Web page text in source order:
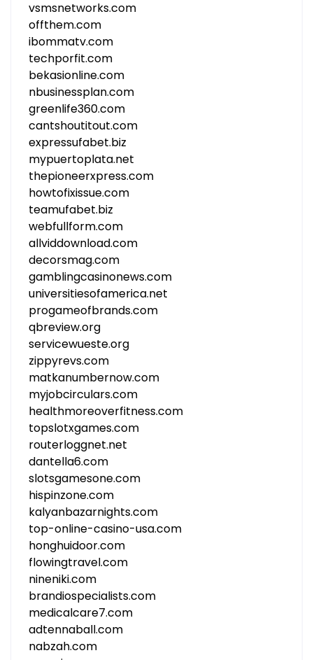
vsmsnetworks.com
offthem.com
ibommatv.com
techporfit.com
bekasionline.com
nbusinessplan.com
greenlife360.com
cantshoutitout.com
expressufabet.biz
mypuertoplata.net
thepioneerxpress.com
howtofixissue.com
teamufabet.biz
webfullform.com
allviddownload.com
decorsmag.com
gamblingcasinonews.com
universitiesofamerica.net
progameofbrands.com
qbreview.org
servicewueste.org
zippyrevs.com
matkanumbernow.com
myjobcirculars.com
healthmoreoverfitness.com
topslotxgames.com
routerloggnet.net
dantella6.com
slotsgamesone.com
hispinzone.com
kalyanbazarnights.com
top-online-casino-usa.com
honghuidoor.com
flowingtravel.com
nineniki.com
brandiospecialists.com
medicalcare7.com
adtennaball.com
nabzah.com